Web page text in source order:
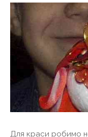
Для краси робимо